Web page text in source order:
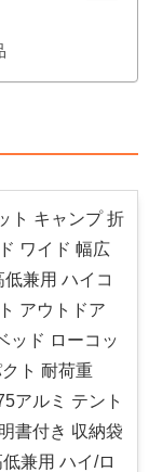
ト キャンプ 折
ワイド 幅広
兼用 ハイコ
アウトドア
ッド ローコッ
クト 耐荷重
アルミ テント
書付き 収納袋
兼用 ハイ/ロ